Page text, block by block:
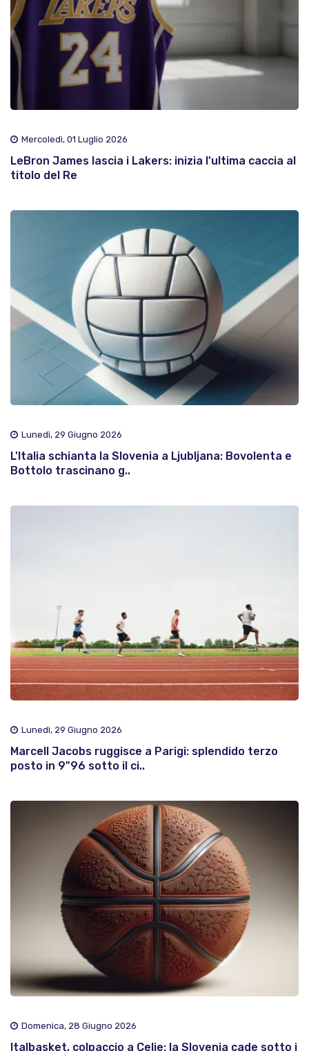
Mercoledì, 01 Luglio 2026
LeBron James lascia i Lakers: inizia l'ultima caccia al
titolo del Re
Lunedì, 29 Giugno 2026
L'Italia schianta la Slovenia a Ljubljana: Bovolenta e
Bottolo trascinano g..
Lunedì, 29 Giugno 2026
Marcell Jacobs ruggisce a Parigi: splendido terzo
posto in 9"96 sotto il ci..
Domenica, 28 Giugno 2026
Italbasket, colpaccio a Celje: la Slovenia cade sotto i